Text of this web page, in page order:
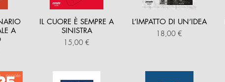
A
IL CUORE È SEMPRE A
SINISTRA
Prezzo
15,00 €
L’IMPATTO DI UN’IDEA
Prezzo
18,00 €